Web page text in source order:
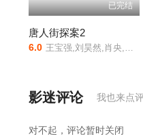
已完结
唐人街探案2
6.0 王宝强,刘昊然,肖央,刘承羽,尚语贤,王迅,妻夫木聪,迈克尔·皮特,白灵,元华,曾江,王成思,杨金赐,范湉湉,佟丽娅,陈思诚
影迷评论 我也来点
对不起，评论暂时关闭